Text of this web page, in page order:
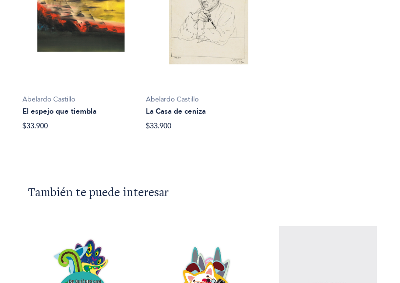
Abelardo Castillo
El espejo que tiembla
$33.900
Abelardo Castillo
La Casa de ceniza
$33.900
También te puede interesar